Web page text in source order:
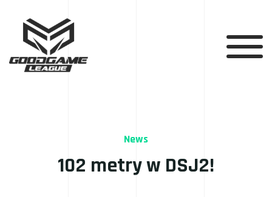
News
102 metry w DSJ2!